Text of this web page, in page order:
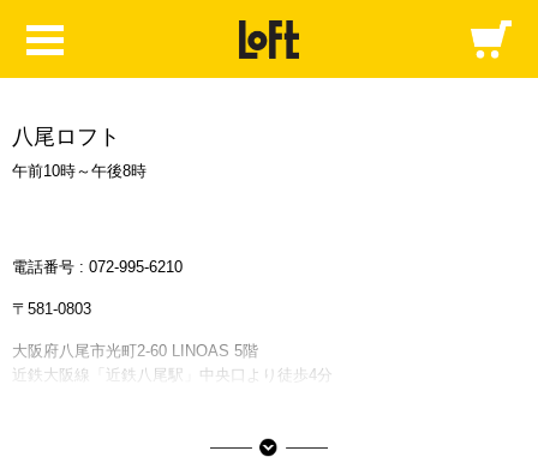
八尾ロフト
午前10時～午後8時
電話番号 : 072-995-6210
〒581-0803
大阪府八尾市光町2-60 LINOAS 5階
近鉄大阪線「近鉄八尾駅」中央口より徒歩4分